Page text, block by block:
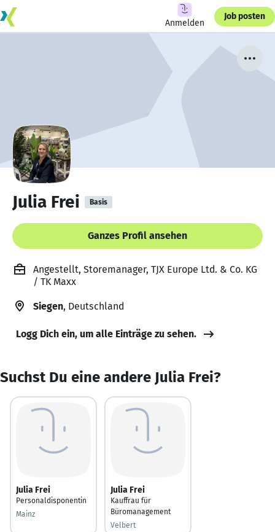
Anmelden
Job posten
Julia Frei Basis
Ganzes Profil ansehen
Angestellt, Storemanager, TJX Europe Ltd. & Co. KG
/ TK Maxx
Siegen, Deutschland
Logg Dich ein, um alle Einträge zu sehen.
Suchst Du eine andere Julia Frei?
Julia Frei
Personaldisponentin
Mainz
Julia Frei
Kauffrau für
Büromanagement
Velbert